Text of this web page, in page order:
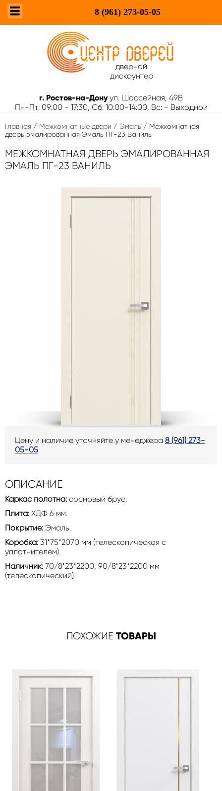
8 (961) 273-05-05
дверной
дискаунтер
г. Ростов-на-Дону ул. Шоссейная, 49В
Пн-Пт: 09:00 - 17:30, Сб: 10:00-14:00, Вс: - Выходной
Главная / Межкомнатные двери / Эмаль / Межкомнатная
дверь эмалированная Эмаль ПГ-23 Ваниль
МЕЖКОМНАТНАЯ ДВЕРЬ ЭМАЛИРОВАННАЯ
ЭМАЛЬ ПГ-23 ВАНИЛЬ
Цену и наличие уточняйте у менеджера 8 (961) 273-
05-05
ОПИСАНИЕ
Каркас полотна: сосновый брус.
Плита: ХДФ 6 мм.
Покрытие: Эмаль.
Коробка: 31*75*2070 мм (телескопическая с
уплотнителем).
Наличник: 70/8*23*2200, 90/8*23*2200 мм
(телескопический).
ПОХОЖИЕ ТОВАРЫ